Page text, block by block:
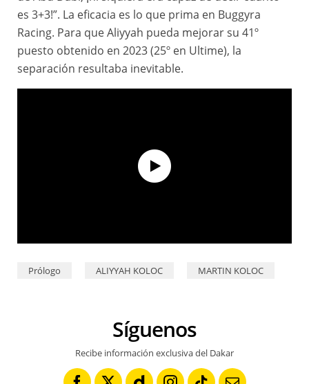
es 3+3!”. La eficacia es lo que prima en Buggyra
Racing. Para que Aliyyah pueda mejorar su 41º
puesto obtenido en 2023 (25º en Ultime), la
separación resultaba inevitable.
Prólogo ALIYYAH KOLOC MARTIN KOLOC
Síguenos
Recibe información exclusiva del Dakar